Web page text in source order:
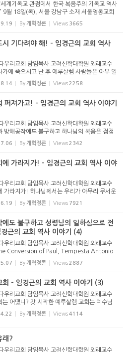
세계기독교 관점에서 한국 복음주의 기독교 역사
9월 18일(목), 서울 강남구 소재 서울영동교회
독연구원이 주최한 “20세기 한국복음주의 역사
”라는 주제의 세미나가 있었다. 강사는 이재근
By 개혁정론 Views 3665
시 기다려야 해! - 임경근의 교회 역사
우리교회 담임목사 고려신학대학원 외래교수
가에 죽으시고 난 후 예루살렘 사람들은 아무 일
살았단다. 유대인은 나사렛 출신 랍비 예수를
고 생각했었어. 한 마디로 실망했지! 유다 지파
By 개혁정론 Views2258
퍼져가고! - 임경근의 교회 역사 이야기
우리교회 담임목사 고려신학대학원 외래교수
방해공작에도 불구하고 하나님의 복음은 점점
나갔지. 예루살렘에서 시작된 교회가 어떻게 로
되었는지 정확하게 알 수 없단다. 그렇지만 성
By 개혁정론 Views2342
에 가라지가! - 임경근의 교회 역사 이야
우리교회 담임목사 고려신학대학원 외래교수
가라지가! 하나님께서는 우리가 아무리 무서운
개하면 용서해 주시는 인자한 분이란다. 예수님
박으라고 소리쳤던 많은 유대인들도 제자들이
By 개혁정론 Views 7921
에도 불구하고 성령님의 일하심으로 전
근의 교회 역사 이야기 (4)
우리교회 담임목사 고려신학대학원 외래교수
Conversion of Paul, Tempesta Antonio
half of 16th century, 360*529mm)
음은 전파되고 이렇게 핍박이 있자 교회 성도들
By 개혁정론 Views2887
회 - 임경근의 교회 역사 이야기 (3)
우리교회 담임목사 고려신학대학원 외래교수
는 어땠니? 갓 시작한 예루살렘 교회는 예수님
씀을 담대하게 선포했단다. 성령님께서 함께 하
와 힘이 생긴 거야. 예수님의 제자, 곧 사도들이
By 개혁정론 Views4114
래?
우리교회 담임목사 고려신학대학원 외래교수